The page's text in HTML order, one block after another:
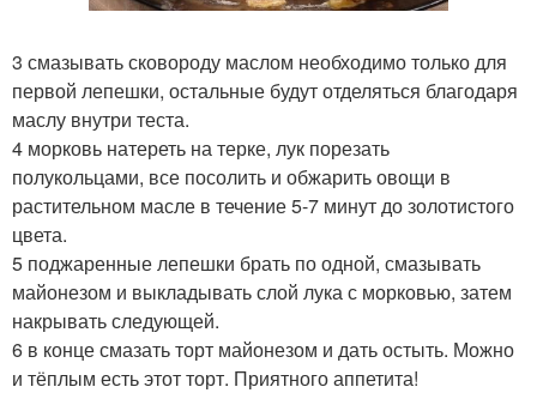
3 смазывать сковороду маслом необходимо только для
первой лепешки, остальные будут отделяться благодаря
маслу внутри теста.
4 морковь натереть на терке, лук порезать
полукольцами, все посолить и обжарить овощи в
растительном масле в течение 5-7 минут до золотистого
цвета.
5 поджаренные лепешки брать по одной, смазывать
майонезом и выкладывать слой лука с морковью, затем
накрывать следующей.
6 в конце смазать торт майонезом и дать остыть. Можно
и тёплым есть этот торт. Приятного аппетита!